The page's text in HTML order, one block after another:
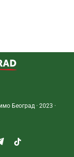
Београд · 2023 ·